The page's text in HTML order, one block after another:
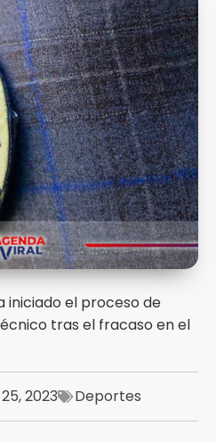
iniciado el proceso de
tras el fracaso en el
2023 Deportes